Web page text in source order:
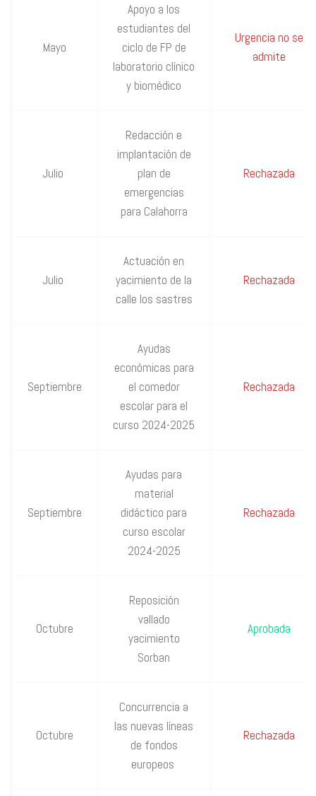
Mayo
Apoyo a los
estudiantes del
ciclo de FP de
laboratorio clínico
y biomédico
Urgencia no se
admite
Julio
Redacción e
implantación de
plan de
emergencias
para Calahorra
Rechazada
Julio
Actuación en
yacimiento de la
calle los sastres
Rechazada
Septiembre
Ayudas
económicas para
el comedor
escolar para el
curso 2024-2025
Rechazada
Septiembre
Ayudas para
material
didáctico para
curso escolar
2024-2025
Rechazada
Octubre
Reposición
vallado
yacimiento
Sorban
Aprobada
Octubre
Concurrencia a
las nuevas líneas
de fondos
europeos
Rechazada